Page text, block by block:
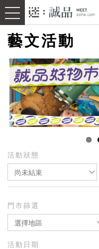
藝文活動
活動狀態
尚未結束
門市篩選
選擇地區
活動日期